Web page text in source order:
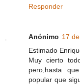
Responder
Anónimo 17
Estimado
Muy cierto
pero,hasta
popular que